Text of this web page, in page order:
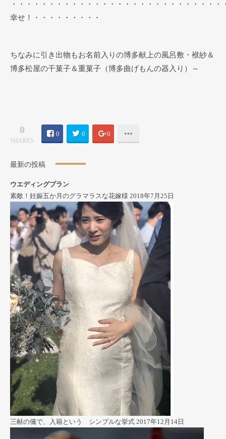
・・・・・・・・・・・・・・・・・・・・・・・・・・・・
幸せ！・・・・・・・・・
ちなみに引き出物もお名前入りの博多献上の風呂敷・袱紗＆
博多松屋の干菓子＆重菓子（博多曲げもんの器入り）～
0
SHARES
0 0 0
最新の投稿
ウエディングプラン
素敵！妊娠五か月のグラマラスな花嫁様 2018年7月25日
三献の儀で、入籍という シンプルな挙式 2017年12月14日